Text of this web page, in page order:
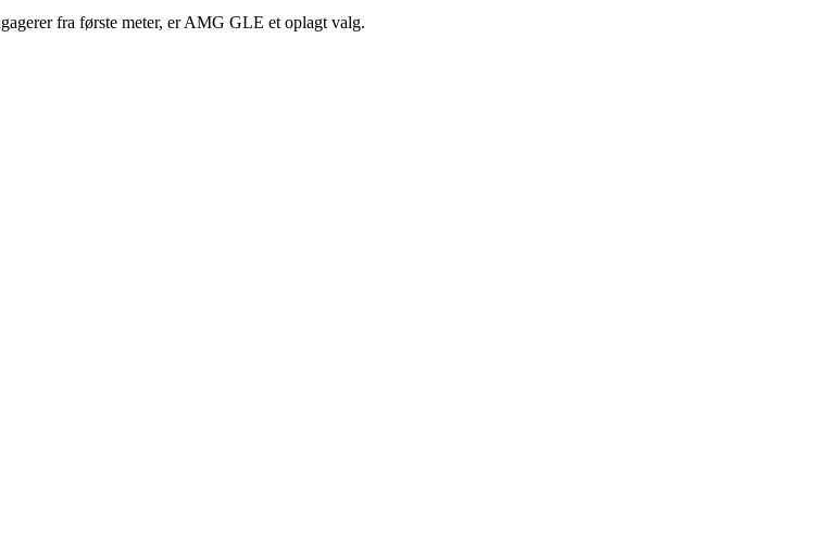
fra første meter, er AMG GLE et oplagt valg.